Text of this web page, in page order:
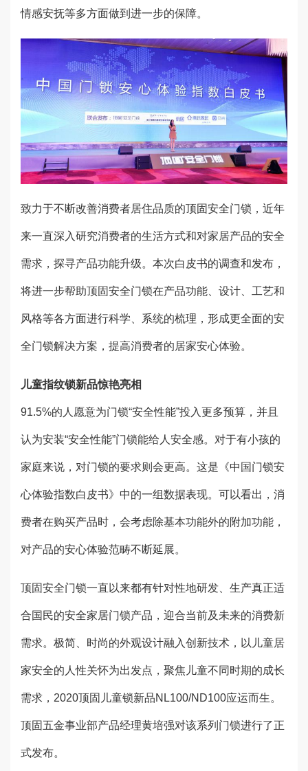
情感安抚等多方面做到进一步的保障。
致力于不断改善消费者居住品质的顶固安全门锁，近年
来一直深入研究消费者的生活方式和对家居产品的安全
需求，探寻产品功能升级。本次白皮书的调查和发布，
将进一步帮助顶固安全门锁在产品功能、设计、工艺和
风格等各方面进行科学、系统的梳理，形成更全面的安
全门锁解决方案，提高消费者的居家安心体验。
儿童指纹锁新品惊艳亮相
91.5%的人愿意为门锁“安全性能”投入更多预算，并且
认为安装“安全性能”门锁能给人安全感。对于有小孩的
家庭来说，对门锁的要求则会更高。这是《中国门锁安
心体验指数白皮书》中的一组数据表现。可以看出，消
费者在购买产品时，会考虑除基本功能外的附加功能，
对产品的安心体验范畴不断延展。
顶固安全门锁一直以来都有针对性地研发、生产真正适
合国民的安全家居门锁产品，迎合当前及未来的消费新
需求。极简、时尚的外观设计融入创新技术，以儿童居
家安全的人性关怀为出发点，聚焦儿童不同时期的成长
需求，2020顶固儿童锁新品NL100/ND100应运而生。
顶固五金事业部产品经理黄培强对该系列门锁进行了正
式发布。